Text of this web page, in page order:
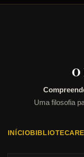
O
Uma filosofia
INÍCIOBIBLIOTECA